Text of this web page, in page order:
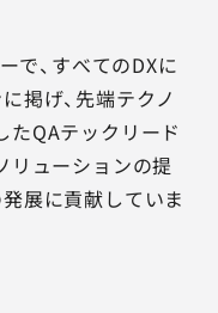
で、すべてのDXに
掲げ、先端テクノ
たQAテックリード
リューションの提
展に貢献していま